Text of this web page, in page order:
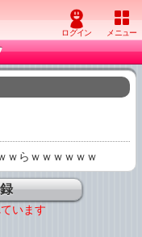
ｗらｗｗｗｗｗｗ
います